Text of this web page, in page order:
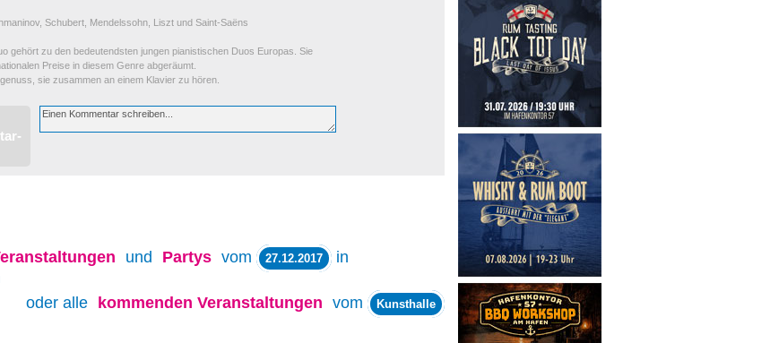
Schubert, Mendelssohn, Liszt und Saint-Saëns
gehört zu den bedeutendsten jungen pianistischen Duos Europas. Sie
Preise in diesem Genre abgeräumt.
sie zusammen an einem Klavier zu hören.
und Partys vom 27.12.2017
in
oder alle
kommenden Veranstaltungen vom Kunsthalle